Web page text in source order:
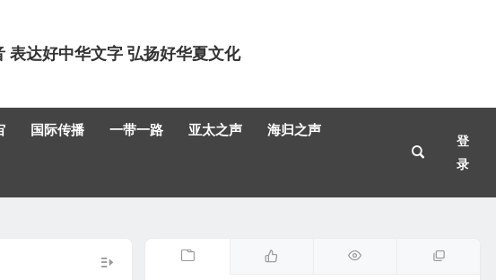
表达好中华文字 弘扬好华夏文化
国际传播 一带一路 亚太之声 海归之声
登
录